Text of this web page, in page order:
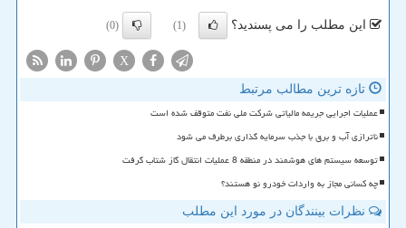
این مطلب را می پسندید؟ (1)
(0)
X
تازه ترین مطالب مرتبط
عملیات اجرایی جریمه مالیاتی شرکت ملی نفت متوقف شده است
ناترازی آب و برق با جذب سرمایه گذاری برطرف می شود
توسعه سیستم های هوشمند در منطقه 8 عملیات انتقال گاز شتاب گرفت
چه کسانی مجاز به واردات خودرو نو هستند؟
نظرات بینندگان در مورد این مطلب